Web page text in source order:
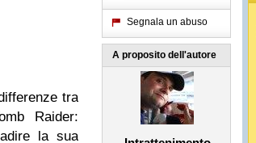
tra
Raider:
la sua
Segnala un abuso
A proposito dell'autore